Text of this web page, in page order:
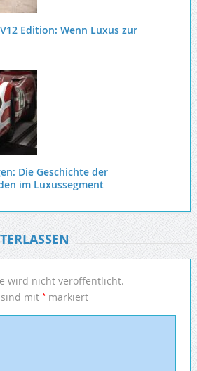
Edition: Wenn Luxus zur
Die Geschichte der
im Luxussegment
wird nicht veröffentlicht.
mit *markiert